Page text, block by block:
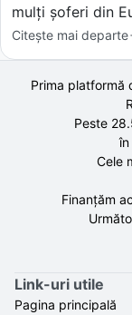
mulți șoferi din
Citește mai departe
Prima platformă
Peste
Cele
Finanțăm
Link-uri utile
Pagina principală